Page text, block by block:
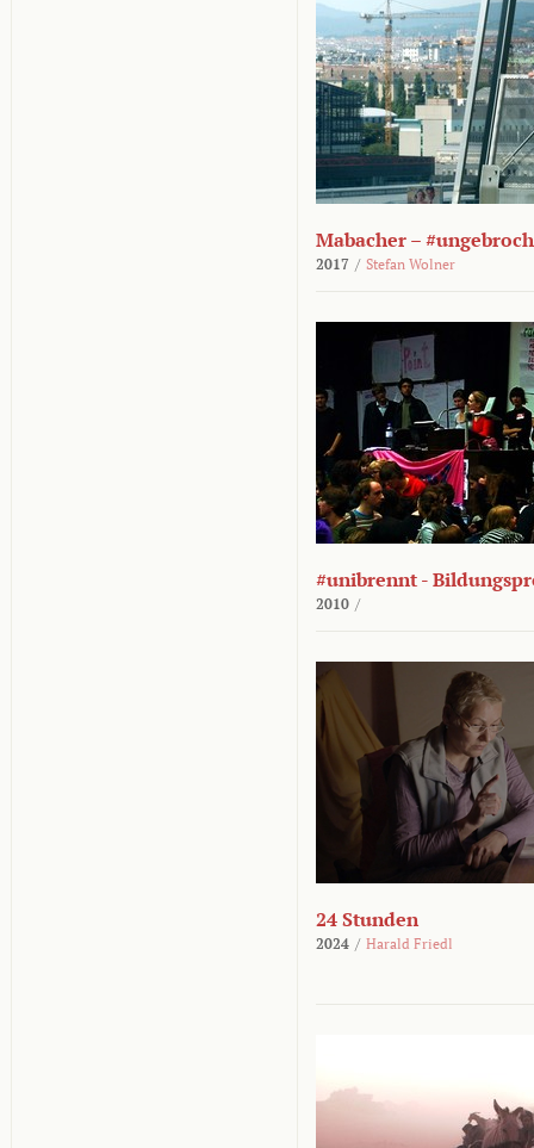
Mabacher –
2017 / Stefan Wolner
#unibrennt -
2010 /
24 Stunden
2024 / Harald Friedl